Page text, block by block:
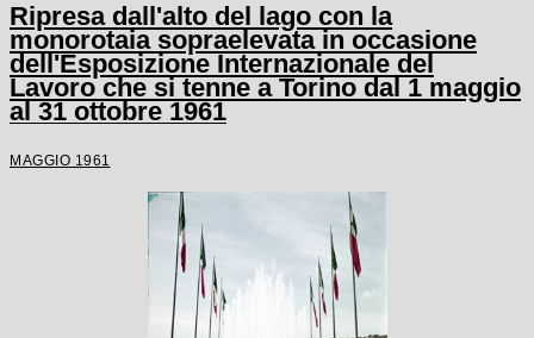
Ripresa dall'alto del lago con la
monorotaia sopraelevata in occasione
dell'Esposizione Internazionale del
Lavoro che si tenne a Torino dal 1 maggio
al 31 ottobre 1961
MAGGIO 1961